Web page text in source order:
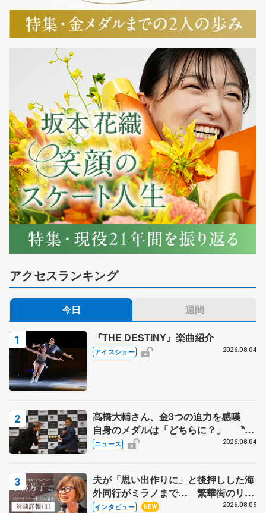
アクセスランキング
今日 週間
『THE DESTINY』楽曲紹介
アイスショー 2026.08.04
高橋大輔さん、金3つの迫力を感嘆
自身のメダルは「どちらに？」 〝リ
ス兄弟〟オリンピック3連覇の野村忠
ニュース 2026.08.04
夫が「思い出作りに」と後押しした海
外同行がミラノまで… 繁華街のリン
クでは不良のお兄さんも味方に 小林
インタビュー NEW 2026.08.05